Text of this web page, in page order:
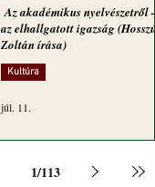
Az akadémikus nyelvészetről –
az elhallgatott igazság (Hosszú
Zoltán írása)
Kultúra
júl. 11.
1/113